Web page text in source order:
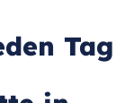
Tag